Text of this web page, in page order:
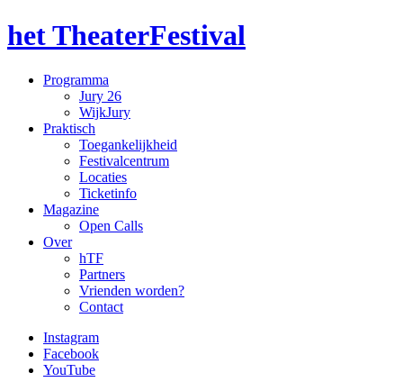
het TheaterFestival
Programma
Jury 26
WijkJury
Praktisch
Toegankelijkheid
Festivalcentrum
Locaties
Ticketinfo
Magazine
Open Calls
Over
hTF
Partners
Vrienden worden?
Contact
Instagram
Facebook
YouTube